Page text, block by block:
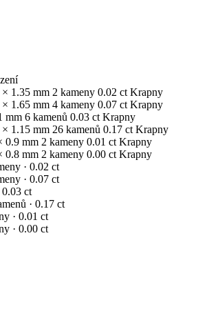
× 1.35 mm 2 kameny 0.02 ct Krapny
× 1.65 mm 4 kameny 0.07 ct Krapny
mm 6 kamenů 0.03 ct Krapny
× 1.15 mm 26 kamenů 0.17 ct Krapny
0.9 mm 2 kameny 0.01 ct Krapny
0.8 mm 2 kameny 0.00 ct Krapny
· 0.02 ct
· 0.07 ct
0.03 ct
· 0.17 ct
· 0.01 ct
· 0.00 ct